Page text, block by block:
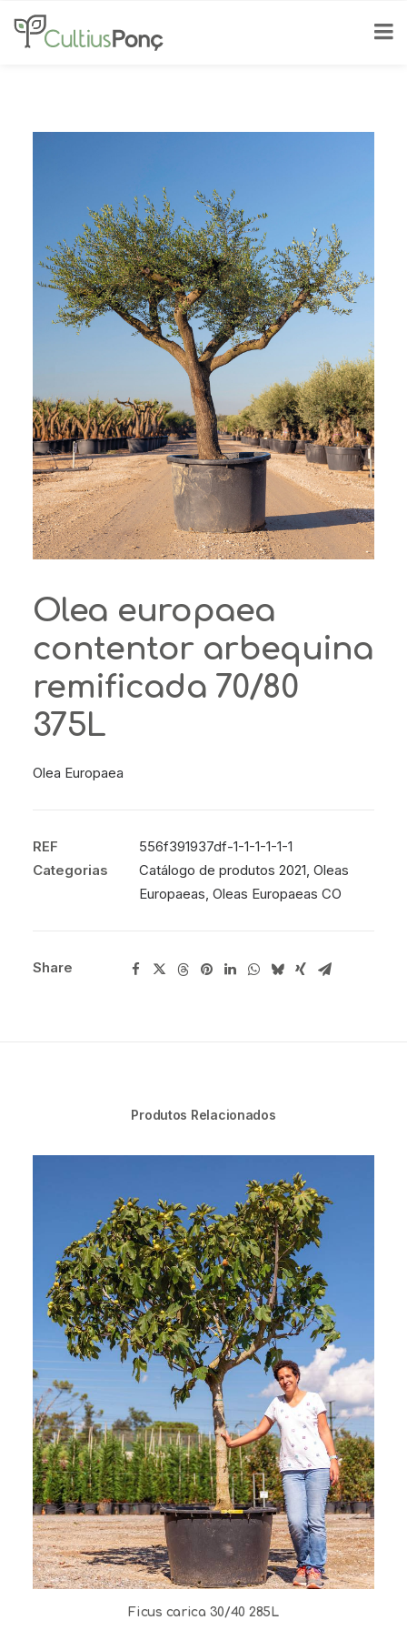
Olea europaea
contentor arbequina
remificada 70/80
375L
Olea Europaea
REF
556f391937df-1-1-1-1-1-1
Categorias
Catálogo de produtos 2021, Oleas
Europaeas, Oleas Europaeas CO
Share
Produtos Relacionados
Ficus carica 30/40 285L